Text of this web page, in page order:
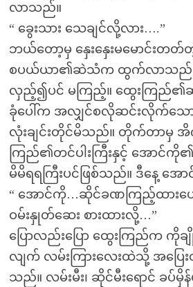
လာသည်။
“ ခွေးသား သေချင်လို့လား….”
ဘယ်တော့မှ နှေးနှေးမမောင်းတတ်
စပယ်ယာ၏ဆဲသံက ထွက်လာသည်
လှည့်၍ပင် မကြည့်။ ထွေးကြည်၏ဆို
ခုံပေါ်က အလျှင်စလိုဆင်းလိုက်သေ
လုံးချင်းတိုင်မိသည်။ တိုက်တာမှ အိ
ကြည်၏တင်ပါးကြီးနှင့် အောင်ကို
မိမိရရကြီးပင်ဖြစ်သည်။ ဒီနေ့ အော
“ အောင်ကို…ဆိုင်ခဏကြည့်ထားပေး
ဝမ်းနှုတ်ဆေး စားထားလို့…”
ပြောလည်းပြော ထွေးကြည်က ကို
လျက် လမ်းကြားလေးထဲသို့ အပြေး
သည်။ လမ်းမီး၊ ဆိုင်မီးရောင် ခပ်မှိ